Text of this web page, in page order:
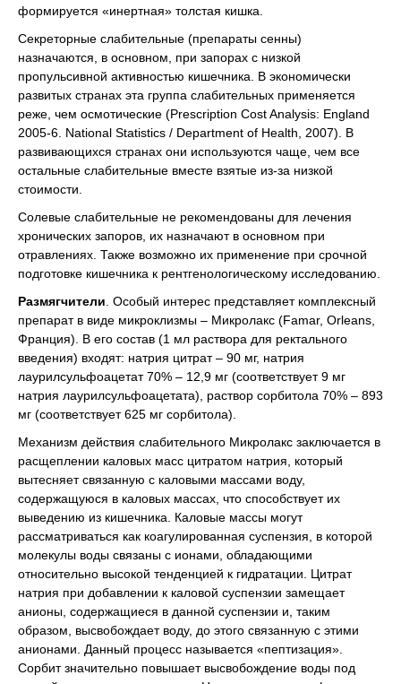
формируется «инертная» толстая кишка.
Секреторные слабительные (препараты сенны)
назначаются, в основном, при запорах с низкой
пропульсивной активностью кишечника. В экономически
развитых странах эта группа слабительных применяется
реже, чем осмотические (Prescription Cost Analysis: England
2005-6. National Statistics / Department of Health, 2007). В
развивающихся странах они используются чаще, чем все
остальные слабительные вместе взятые из-за низкой
стоимости.
Солевые слабительные не рекомендованы для лечения
хронических запоров, их назначают в основном при
отравлениях. Также возможно их применение при срочной
подготовке кишечника к рентгенологическому исследованию.
Размягчители . Особый интерес представляет комплексный
препарат в виде микроклизмы – Микролакс (Famar, Orleans,
Франция). В его состав (1 мл раствора для ректального
введения) входят: натрия цитрат – 90 мг, натрия
лаурилсульфоацетат 70% – 12,9 мг (соответствует 9 мг
натрия лаурилсульфоацетата), раствор сорбитола 70% – 893
мг (соответствует 625 мг сорбитола).
Механизм действия слабительного Микролакс заключается в
расщеплении каловых масс цитратом натрия, который
вытесняет связанную с каловыми массами воду,
содержащуюся в каловых массах, что способствует их
выведению из кишечника. Каловые массы могут
рассматриваться как коагулированная суспензия, в которой
молекулы воды связаны с ионами, обладающими
относительно высокой тенденцией к гидратации. Цитрат
натрия при добавлении к каловой суспензии замещает
анионы, содержащиеся в данной суспензии и, таким
образом, высвобождает воду, до этого связанную с этими
анионами. Данный процесс называется «пептизация».
Сорбит значительно повышает высвобождение воды под